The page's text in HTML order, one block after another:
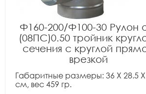
Ф160-200/Ф100-30 Рулон
(08ПС)0.50 тройник
сечения с круглой
врезкой
Габаритные размеры: 36 X 28.5
см, вес 459 гр.